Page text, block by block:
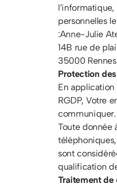
personnelles
:Anne-Julie
14B rue de
35000 Rennes
Protection
En application
RGDP, Votre
communiquer.
Toute donnée
sont
qualification
Traitement de